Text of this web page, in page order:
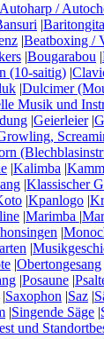
Autoharp /
|
|Beatboxing /
|Bougarabou |
(10-saitig) |
|Dulcimer
Musik und
|Geierleier|
|Kalimba |
|Klassischer
|Kpanlogo |
|Marimba |
|
|
|Obertongesang
|Posaune |
|Saxophon |Saz |
|Singende Säge |
und